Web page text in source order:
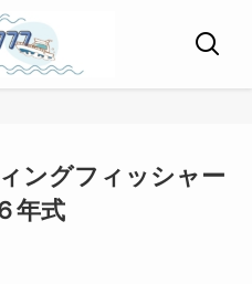
ングフィッシャー
年式